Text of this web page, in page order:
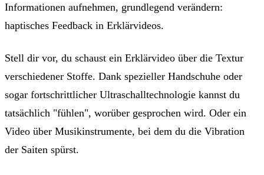
Informationen aufnehmen, grundlegend verändern:
haptisches Feedback in Erklärvideos.
Stell dir vor, du schaust ein Erklärvideo über die Textur
verschiedener Stoffe. Dank spezieller Handschuhe oder
sogar fortschrittlicher Ultraschalltechnologie kannst du
tatsächlich "fühlen", worüber gesprochen wird. Oder ein
Video über Musikinstrumente, bei dem du die Vibration
der Saiten spürst.